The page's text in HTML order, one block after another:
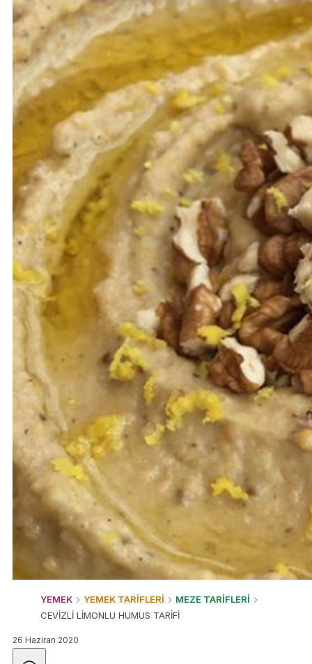
YEMEK YEMEK TARİFLERİ
MEZE TARİFLERİ
CEVİZLİ LİMONLU HUMUS TARİFİ
26 Haziran 2020